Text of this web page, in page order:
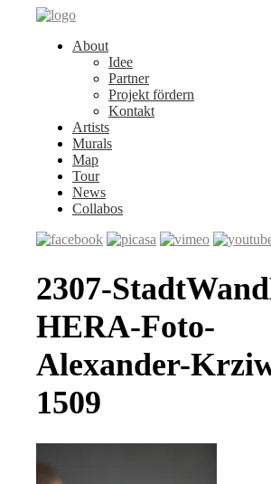
About
Idee
Partner
Projekt fördern
Kontakt
Artists
Murals
Map
Tour
News
Collabos
2307-
HERA-Foto-
Alexander-
1509